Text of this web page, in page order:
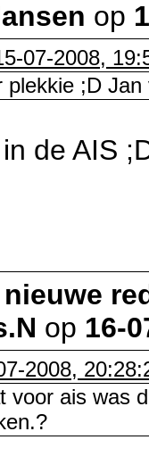
op
07-2008,
plekkie ;D
de AIS
nieuwe
op 16-
2008,
voor ais was